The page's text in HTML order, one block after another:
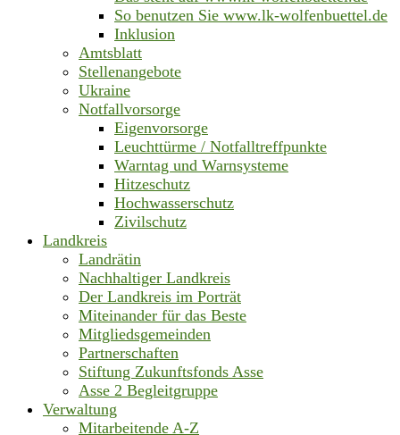
So benutzen Sie www.lk-wolfenbuettel.de
Inklusion
Amtsblatt
Stellenangebote
Ukraine
Notfallvorsorge
Eigenvorsorge
Leuchttürme / Notfalltreffpunkte
Warntag und Warnsysteme
Hitzeschutz
Hochwasserschutz
Zivilschutz
Landkreis
Landrätin
Nachhaltiger Landkreis
Der Landkreis im Porträt
Miteinander für das Beste
Mitgliedsgemeinden
Partnerschaften
Stiftung Zukunftsfonds Asse
Asse 2 Begleitgruppe
Verwaltung
Mitarbeitende A-Z